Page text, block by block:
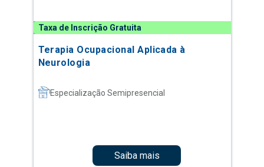
Taxa de Inscrição Gratuita
Terapia Ocupacional Aplicada à
Neurologia
Especialização Semipresencial
Saiba mais